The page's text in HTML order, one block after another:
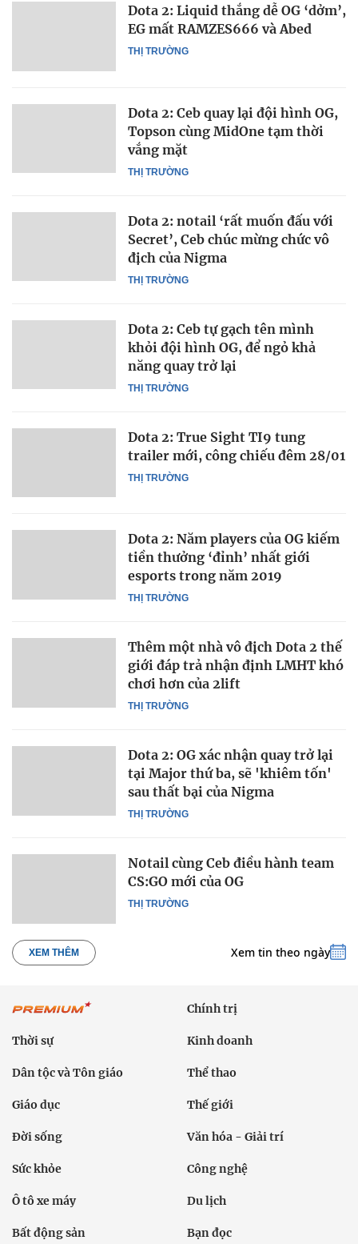
THỊ TRƯỜNG
Dota 2: Liquid thắng dễ OG ‘dởm’,
EG mất RAMZES666 và Abed
THỊ TRƯỜNG
Dota 2: Ceb quay lại đội hình OG,
Topson cùng MidOne tạm thời
vắng mặt
THỊ TRƯỜNG
Dota 2: n0tail ‘rất muốn đấu với
Secret’, Ceb chúc mừng chức vô
địch của Nigma
THỊ TRƯỜNG
Dota 2: Ceb tự gạch tên mình
khỏi đội hình OG, để ngỏ khả
năng quay trở lại
THỊ TRƯỜNG
Dota 2: True Sight TI9 tung
trailer mới, công chiếu đêm 28/01
THỊ TRƯỜNG
Dota 2: Năm players của OG kiếm
tiền thưởng ‘đỉnh’ nhất giới
esports trong năm 2019
THỊ TRƯỜNG
Thêm một nhà vô địch Dota 2 thế
giới đáp trả nhận định LMHT khó
chơi hơn của 2lift
THỊ TRƯỜNG
Dota 2: OG xác nhận quay trở lại
tại Major thứ ba, sẽ 'khiêm tốn'
sau thất bại của Nigma
THỊ TRƯỜNG
N0tail cùng Ceb điều hành team
CS:GO mới của OG
XEM THÊM Xem tin theo ngày
Chính trị
Thời sự Kinh doanh
Dân tộc và Tôn giáo Thể thao
Giáo dục Thế giới
Đời sống Văn hóa - Giải trí
Sức khỏe Công nghệ
Ô tô xe máy Du lịch
Bất động sản Bạn đọc